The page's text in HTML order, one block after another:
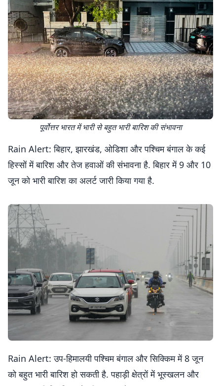
पूर्वोत्तर भारत में भारी से बहुत भारी बारिश की संभावना
Rain Alert: बिहार, झारखंड, ओडिशा और पश्चिम बंगाल के कई
हिस्सों में बारिश और तेज हवाओं की संभावना है. बिहार में 9 और 10
जून को भारी बारिश का अलर्ट जारी किया गया है.
Rain Alert: उप-हिमालयी पश्चिम बंगाल और सिक्किम में 8 जून
को बहुत भारी बारिश हो सकती है. पहाड़ी क्षेत्रों में भूस्खलन और